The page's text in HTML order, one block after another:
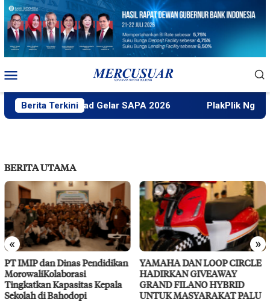
Loncat
konten
Mobile
Berita Terkini
Faktek Untad Gelar SAPA 2026 PlakPlik Ngataku
BERITA UTAMA
« »
Kepala
YAMAHA DAN LOOP CIRCLE
HADIRKAN GIVEAWAY
GRAND FILANO HYBRID
UNTUK MASYARAKAT PALU
RS Pendidikan
Layanan Kesehatan